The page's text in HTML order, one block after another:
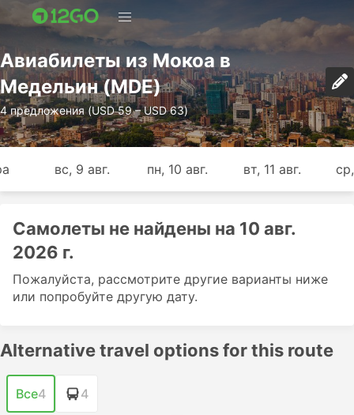
Авиабилеты из Мокоа в
Медельин (MDE)
4 предложения (USD 59 – USD 63)
вс, 9 авг. пн, 10 авг. вт, 11 авг.
Самолеты не найдены на 10 авг.
2026 г.
Пожалуйста, рассмотрите другие варианты ниже
или попробуйте другую дату.
Alternative travel options for this route
Все4 4